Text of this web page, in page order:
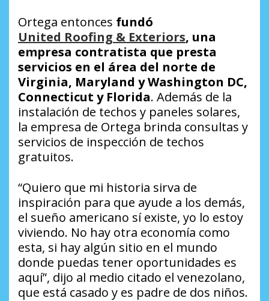
Ortega entonces fundó
United Roofing & Exteriors, una
empresa contratista que presta
servicios en el área del norte de
Virginia, Maryland y Washington DC,
Connecticut y Florida. Además de la
instalación de techos y paneles solares,
la empresa de Ortega brinda consultas y
servicios de inspección de techos
gratuitos.
“Quiero que mi historia sirva de
inspiración para que ayude a los demás,
el sueño americano sí existe, yo lo estoy
viviendo. No hay otra economía como
esta, si hay algún sitio en el mundo
donde puedas tener oportunidades es
aquí”, dijo al medio citado el venezolano,
que está casado y es padre de dos niños.